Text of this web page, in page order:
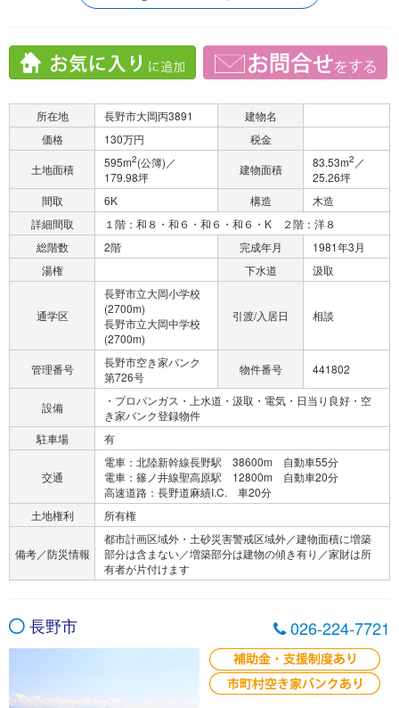
所在地 長野市大岡丙3891
建物名
価格
130万円
税金
土地面積
595m2(公簿)／
179.98坪
建物面積 83.53m2 ／
25.26坪
間取
6K 構造
木造
詳細間取
１階：和８・和６・和６・和６・K ２階：洋８
総階数
2階 完成年月
1981年3月
湯権
下水道 汲取
通学区
長野市立大岡小学校
(2700m)
長野市立大岡中学校
(2700m)
引渡/入居日 相談
管理番号
長野市空き家バンク
第726号
物件番号 441802
設備
・プロパンガス・上水道・汲取・電気・日当り良好・空
き家バンク登録物件
駐車場
有
交通
電車：北陸新幹線長野駅 38600m 自動車55分
電車：篠ノ井線聖高原駅 12800m 自動車20分
高速道路：長野道麻績I.C. 車20分
土地権利
所有権
備考／防災情報
都市計画区域外・土砂災害警戒区域外／建物面積に増築
部分は含まない／増築部分は建物の傾き有り／家財は所
有者が片付けます
長野市 026-224-7721